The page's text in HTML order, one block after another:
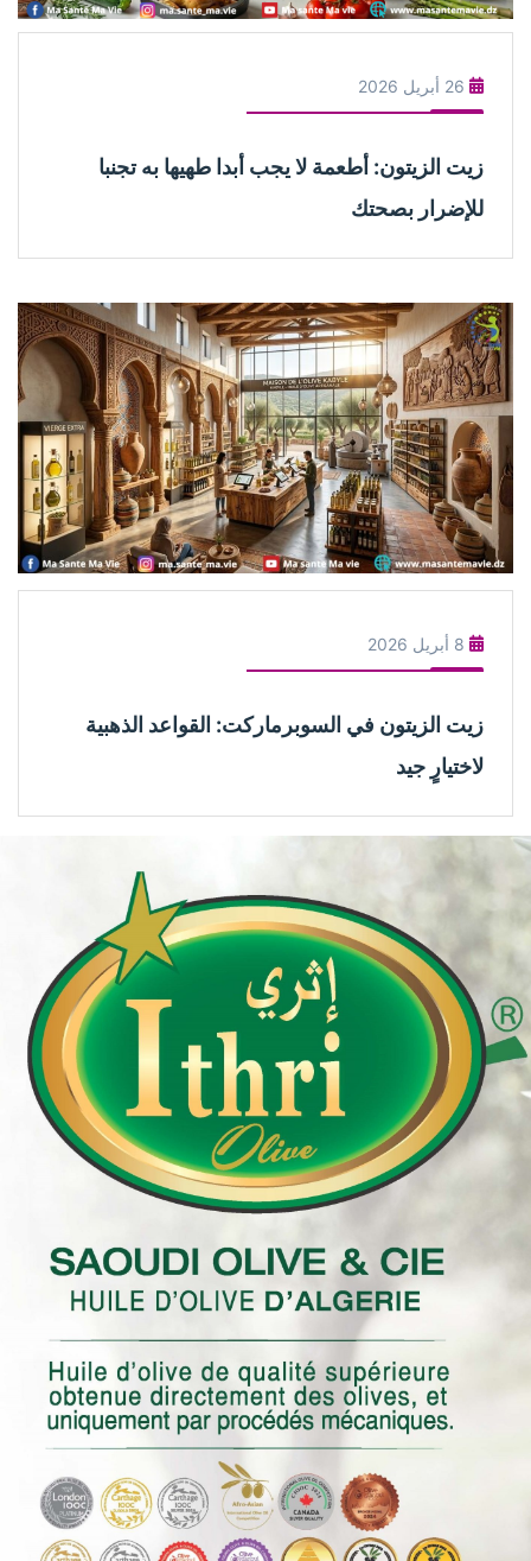
26 أبريل 2026
زيت الزيتون: أطعمة لا يجب أبدا طهيها به تجنبا
للإضرار بصحتك
8 أبريل 2026
زيت الزيتون في السوبرماركت: القواعد الذهبية
لاختيارٍ جيد